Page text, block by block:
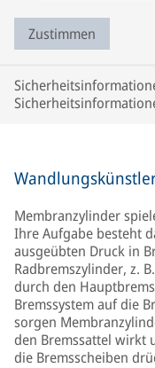
Zustimmen
Membranzylinder
Ihre Aufgabe besteht
ausgeübten Druck in
Radbremszylinder, z.
durch den
Bremssystem auf die
sorgen
den Bremssattel wirkt
die Bremsscheiben